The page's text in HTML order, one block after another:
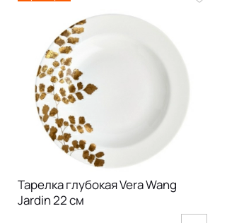
Тарелка глубокая Vera Wang
Jardin 22 см